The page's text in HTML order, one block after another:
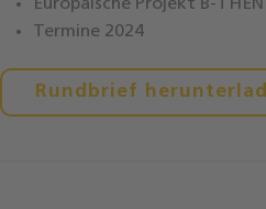
Europäische Projekt B-
Termine 2024
Rundbrief